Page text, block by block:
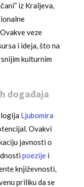
iz Kraljeva,
veze
i ideja, što na
kulturnim
događaja
Ljubomira
Ovakvi
javnosti o
poezije i
književnosti,
priliku da se